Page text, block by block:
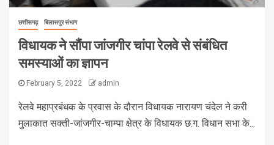
छत्तीसगढ़ बिलासपुर संभाग
विधायक ने सौंपा जांजगीर चांपा रेलवे से संबंधित
समस्याओं का ज्ञापन
February 5, 2022 admin
रेलवे महाप्रबंधक के प्रवास के दौरान विधायक नारायण चंदेल ने करी
मुलाकात सक्ती-जांजगीर-चाम्पा क्षेत्र के विधायक छ.ग. विधान सभा के...